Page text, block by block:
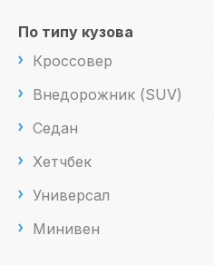
По типу кузова
Кроссовер
Внедорожник (SUV)
Седан
Хетчбек
Универсал
Минивен